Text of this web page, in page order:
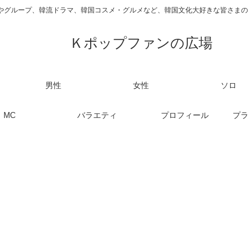
グループ、韓流ドラマ、韓国コスメ・グルメなど、韓国文化大好きな皆さま
Ｋポップファンの広場
男性 女性 ソロ
MC バラエティ プロフィール プ